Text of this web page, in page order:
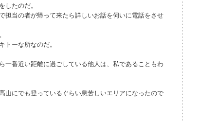
したのだ。
担当の者が帰って来たら詳しいお話を伺いに電話をさせ
トーな所なのだ。
一番近い距離に過ごしている他人は、私であることもわ
山にでも登っているぐらい息苦しいエリアになったので